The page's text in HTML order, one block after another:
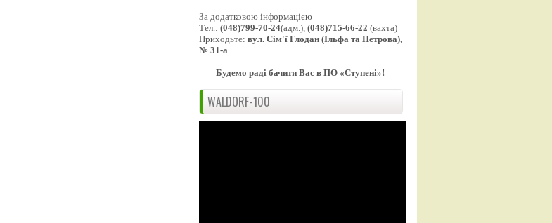
За додатковою інформацією
Тел. : (048)799-70-24(адм.), (048)715-66-22 (вахта)
Приходьте: вул. Сім'ї Глодан (Ільфа та Петрова),
№ 31-а
Будемо раді бачити Вас в ПО «Ступені»!
WALDORF-100